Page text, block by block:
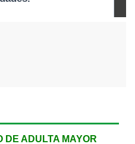
DE ADULTA MAYOR